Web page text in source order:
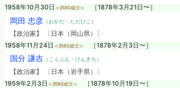
1958年10月30日 ≪満80歳没≫ ［1878年3月21日〜］
岡田 忠彦（おかだ・ただひこ）
【政治家】 〔日本（岡山県）〕
1958年11月24日 ≪満80歳没≫ ［1878年2月3日〜］
国分 謙吉 （こくぶん・けんきち）
【政治家】 〔日本（岩手県）〕
1959年2月3日 ≪満80歳没≫ ［1878年10月19日〜］